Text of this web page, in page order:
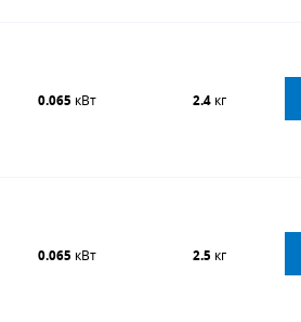
0.065 кВт 2.4 кг
0.065 кВт 2.5 кг